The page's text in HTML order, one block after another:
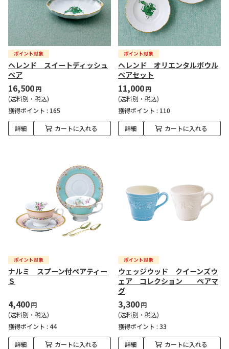
ヘレンド スイートディッシュ
ペア
16,500円
(送料別・税込)
獲得ポイント : 165
詳細 カートに入れる
ヘレンド オリエンタルボウル
ペアセット
11,000円
(送料別・税込)
獲得ポイント : 110
詳細 カートに入れる
ナルミ スプーン付ペアティー
Ｓ
4,400円
(送料別・税込)
獲得ポイント : 44
詳細 カートに入れる
ウェッジウッド クイーンズウ
ェア コレクション ペアマ
グ
3,300円
(送料別・税込)
獲得ポイント : 33
詳細 カートに入れる